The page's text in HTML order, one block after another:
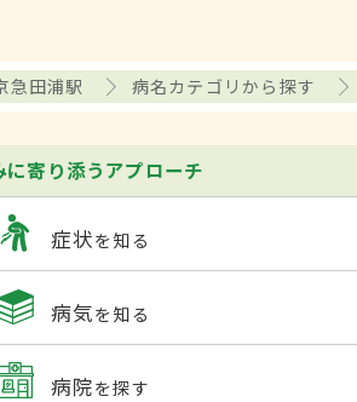
急田浦駅 病名カテゴリから探す
に寄り添うアプローチ
症状を知る
病気を知る
病院を探す